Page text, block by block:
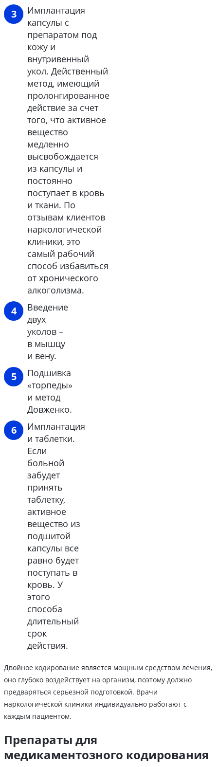
Имплантация
капсулы с
препаратом под
кожу и
внутривенный
укол. Действенный
метод, имеющий
пролонгированное
действие за счет
того, что активное
вещество
медленно
высвобождается
из капсулы и
постоянно
поступает в кровь
и ткани. По
отзывам клиентов
наркологической
клиники, это
самый рабочий
способ избавиться
от хронического
алкоголизма.
Введение
двух
уколов –
в мышцу
и вену.
Подшивка
«торпеды»
и метод
Довженко.
Имплантация
и таблетки.
Если
больной
забудет
принять
таблетку,
активное
вещество из
подшитой
капсулы все
равно будет
поступать в
кровь. У
этого
способа
длительный
срок
действия.
Двойное кодирование является мощным средством лечения,
оно глубоко воздействует на организм, поэтому должно
предваряться серьезной подготовкой. Врачи
наркологической клиники индивидуально работают с
каждым пациентом.
Препараты для
медикаментозного кодирования